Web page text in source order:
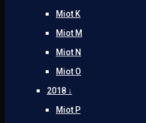
Miot K
Miot M
Miot N
Miot O
2018 ↓
Miot P